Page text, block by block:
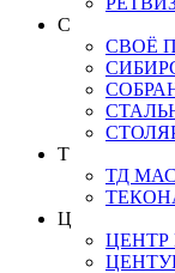
С
СВОЁ
Т
ТД
Ц
ЦЕНТР